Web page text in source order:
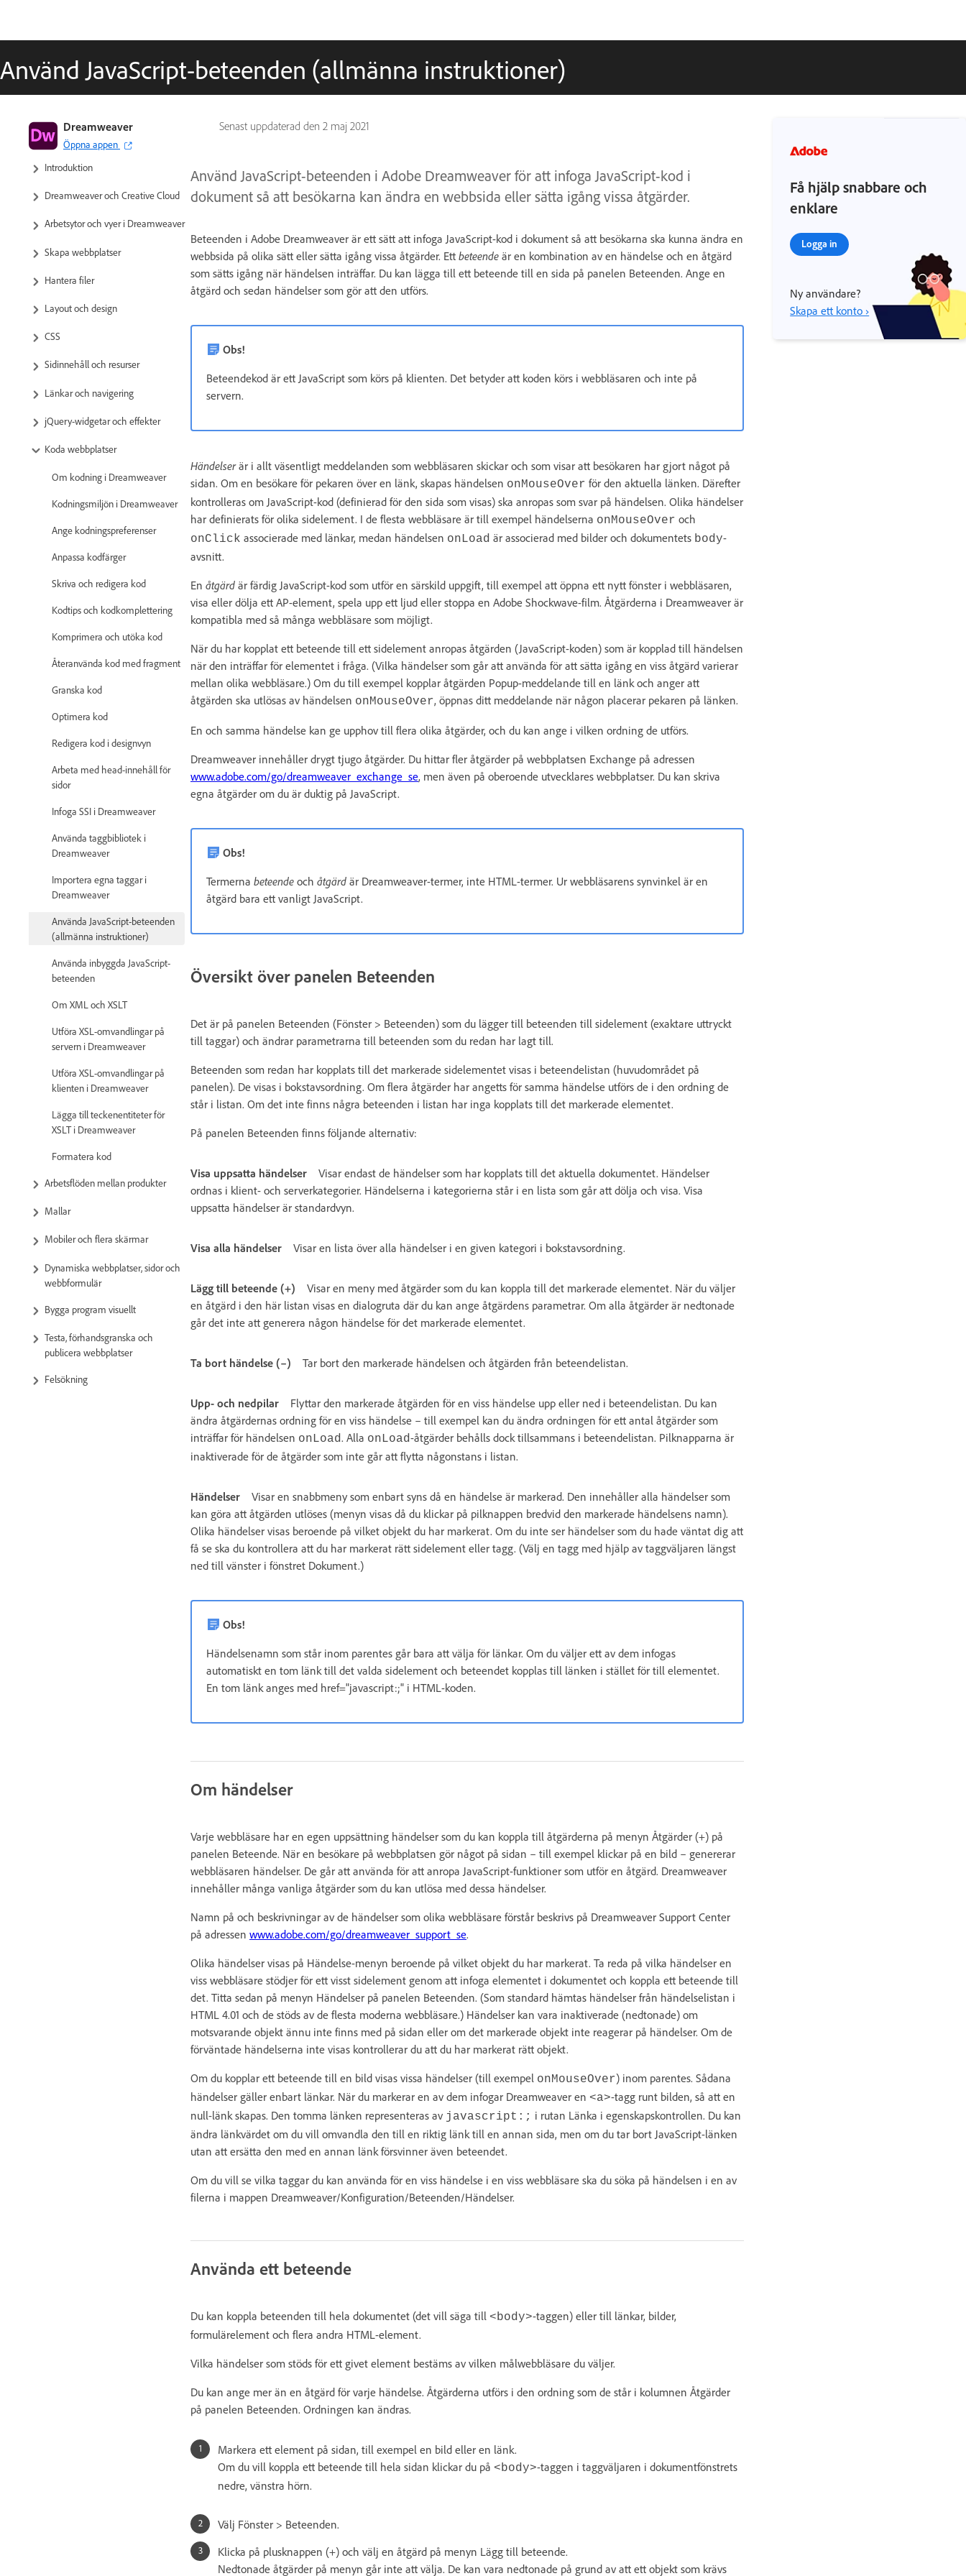
Använd JavaScript-beteenden (allmänna instruktioner)
Senast uppdaterad den 2 maj 2021
Dreamweaver
Öppna appen
Användarhandbok för
Dreamweaver
Introduktion
Dreamweaver och Creative Cloud
Arbetsytor och vyer i Dreamweaver
Skapa webbplatser
Hantera filer
Layout och design
CSS
Sidinnehåll och resurser
Länkar och navigering
jQuery-widgetar och effekter
Koda webbplatser
Om kodning i Dreamweaver
Kodningsmiljön i Dreamweaver
Ange kodningspreferenser
Anpassa kodfärger
Skriva och redigera kod
Kodtips och kodkomplettering
Komprimera och utöka kod
Återanvända kod med fragment
Granska kod
Optimera kod
Redigera kod i designvyn
Arbeta med head-innehåll för
sidor
Infoga SSI i Dreamweaver
Använda taggbibliotek i
Dreamweaver
Importera egna taggar i
Dreamweaver
Använda JavaScript-beteenden
(allmänna instruktioner)
Använda inbyggda JavaScript-
beteenden
Om XML och XSLT
Utföra XSL-omvandlingar på
servern i Dreamweaver
Utföra XSL-omvandlingar på
klienten i Dreamweaver
Lägga till teckenentiteter för
XSLT i Dreamweaver
Formatera kod
Arbetsflöden mellan produkter
Mallar
Mobiler och flera skärmar
Dynamiska webbplatser, sidor och
webbformulär
Bygga program visuellt
Testa, förhandsgranska och
publicera webbplatser
Felsökning
Använd JavaScript-beteenden i Adobe Dreamweaver för att infoga JavaScript-kod i
dokument så att besökarna kan ändra en webbsida eller sätta igång vissa åtgärder.
Beteenden i Adobe Dreamweaver är ett sätt att infoga JavaScript-kod i dokument så att besökarna ska kunna ändra en
webbsida på olika sätt eller sätta igång vissa åtgärder. Ett beteende är en kombination av en händelse och en åtgärd
som sätts igång när händelsen inträffar. Du kan lägga till ett beteende till en sida på panelen Beteenden. Ange en
åtgärd och sedan händelser som gör att den utförs.
Obs!
Beteendekod är ett JavaScript som körs på klienten. Det betyder att koden körs i webbläsaren och inte på
servern.
Händelserär i allt väsentligt meddelanden som webbläsaren skickar och som visar att besökaren har gjort något på
sidan. Om en besökare för pekaren över en länk, skapas händelsen onMouseOver för den aktuella länken. Därefter
kontrolleras om JavaScript-kod (definierad för den sida som visas) ska anropas som svar på händelsen. Olika händelser
har definierats för olika sidelement. I de flesta webbläsare är till exempel händelserna onMouseOver och
onClick associerade med länkar, medan händelsen onLoad är associerad med bilder och dokumentets body-
avsnitt.
En åtgärd är färdig JavaScript-kod som utför en särskild uppgift, till exempel att öppna ett nytt fönster i webbläsaren,
visa eller dölja ett AP-element, spela upp ett ljud eller stoppa en Adobe Shockwave-film. Åtgärderna i Dreamweaver är
kompatibla med så många webbläsare som möjligt.
När du har kopplat ett beteende till ett sidelement anropas åtgärden (JavaScript-koden) som är kopplad till händelsen
när den inträffar för elementet i fråga. (Vilka händelser som går att använda för att sätta igång en viss åtgärd varierar
mellan olika webbläsare.) Om du till exempel kopplar åtgärden Popup-meddelande till en länk och anger att
åtgärden ska utlösas av händelsen onMouseOver, öppnas ditt meddelande när någon placerar pekaren på länken.
En och samma händelse kan ge upphov till flera olika åtgärder, och du kan ange i vilken ordning de utförs.
Dreamweaver innehåller drygt tjugo åtgärder. Du hittar fler åtgärder på webbplatsen Exchange på adressen
www.adobe.com/go/dreamweaver_exchange_se, men även på oberoende utvecklares webbplatser. Du kan skriva
egna åtgärder om du är duktig på JavaScript.
Obs!
Termerna beteende och åtgärd är Dreamweaver-termer, inte HTML-termer. Ur webbläsarens synvinkel är en
åtgärd bara ett vanligt JavaScript.
Översikt över panelen Beteenden
Det är på panelen Beteenden (Fönster > Beteenden) som du lägger till beteenden till sidelement (exaktare uttryckt
till taggar) och ändrar parametrarna till beteenden som du redan har lagt till.
Beteenden som redan har kopplats till det markerade sidelementet visas i beteendelistan (huvudområdet på
panelen). De visas i bokstavsordning. Om flera åtgärder har angetts för samma händelse utförs de i den ordning de
står i listan. Om det inte finns några beteenden i listan har inga kopplats till det markerade elementet.
På panelen Beteenden finns följande alternativ:
Visa uppsatta händelser
Visar endast de händelser som har kopplats till det aktuella dokumentet. Händelser
ordnas i klient- och serverkategorier. Händelserna i kategorierna står i en lista som går att dölja och visa. Visa
uppsatta händelser är standardvyn.
Visa alla händelser Visar en lista över alla händelser i en given kategori i bokstavsordning.
Lägg till beteende (+)
Visar en meny med åtgärder som du kan koppla till det markerade elementet. När du väljer
en åtgärd i den här listan visas en dialogruta där du kan ange åtgärdens parametrar. Om alla åtgärder är nedtonade
går det inte att generera någon händelse för det markerade elementet.
Ta bort händelse (–) Tar bort den markerade händelsen och åtgärden från beteendelistan.
Upp- och nedpilar
Flyttar den markerade åtgärden för en viss händelse upp eller ned i beteendelistan. Du kan
ändra åtgärdernas ordning för en viss händelse – till exempel kan du ändra ordningen för ett antal åtgärder som
inträffar för händelsen onLoad. Alla onLoad-åtgärder behålls dock tillsammans i beteendelistan. Pilknapparna är
inaktiverade för de åtgärder som inte går att flytta någonstans i listan.
Händelser
Visar en snabbmeny som enbart syns då en händelse är markerad. Den innehåller alla händelser som
kan göra att åtgärden utlöses (menyn visas då du klickar på pilknappen bredvid den markerade händelsens namn).
Olika händelser visas beroende på vilket objekt du har markerat. Om du inte ser händelser som du hade väntat dig att
få se ska du kontrollera att du har markerat rätt sidelement eller tagg. (Välj en tagg med hjälp av taggväljaren längst
ned till vänster i fönstret Dokument.)
Obs!
Händelsenamn som står inom parentes går bara att välja för länkar. Om du väljer ett av dem infogas
automatiskt en tom länk till det valda sidelement och beteendet kopplas till länken i stället för till elementet.
En tom länk anges med href="javascript:;" i HTML-koden.
Om händelser
Varje webbläsare har en egen uppsättning händelser som du kan koppla till åtgärderna på menyn Åtgärder (+) på
panelen Beteende. När en besökare på webbplatsen gör något på sidan – till exempel klickar på en bild – genererar
webbläsaren händelser. De går att använda för att anropa JavaScript-funktioner som utför en åtgärd. Dreamweaver
innehåller många vanliga åtgärder som du kan utlösa med dessa händelser.
Namn på och beskrivningar av de händelser som olika webbläsare förstår beskrivs på Dreamweaver Support Center
på adressen www.adobe.com/go/dreamweaver_support_se.
Olika händelser visas på Händelse-menyn beroende på vilket objekt du har markerat. Ta reda på vilka händelser en
viss webbläsare stödjer för ett visst sidelement genom att infoga elementet i dokumentet och koppla ett beteende till
det. Titta sedan på menyn Händelser på panelen Beteenden. (Som standard hämtas händelser från händelselistan i
HTML 4.01 och de stöds av de flesta moderna webbläsare.) Händelser kan vara inaktiverade (nedtonade) om
motsvarande objekt ännu inte finns med på sidan eller om det markerade objekt inte reagerar på händelser. Om de
förväntade händelserna inte visas kontrollerar du att du har markerat rätt objekt.
Om du kopplar ett beteende till en bild visas vissa händelser (till exempel onMouseOver) inom parentes. Sådana
händelser gäller enbart länkar. När du markerar en av dem infogar Dreamweaver en <a>-tagg runt bilden, så att en
null-länk skapas. Den tomma länken representeras av javascript:; i rutan Länka i egenskapskontrollen. Du kan
ändra länkvärdet om du vill omvandla den till en riktig länk till en annan sida, men om du tar bort JavaScript-länken
utan att ersätta den med en annan länk försvinner även beteendet.
Om du vill se vilka taggar du kan använda för en viss händelse i en viss webbläsare ska du söka på händelsen i en av
filerna i mappen Dreamweaver/Konfiguration/Beteenden/Händelser.
Använda ett beteende
Du kan koppla beteenden till hela dokumentet (det vill säga till <body>-taggen) eller till länkar, bilder,
formulärelement och flera andra HTML-element.
Vilka händelser som stöds för ett givet element bestäms av vilken målwebbläsare du väljer.
Du kan ange mer än en åtgärd för varje händelse. Åtgärderna utförs i den ordning som de står i kolumnen Åtgärder
på panelen Beteenden. Ordningen kan ändras.
Markera ett element på sidan, till exempel en bild eller en länk.
Om du vill koppla ett beteende till hela sidan klickar du på <body>-taggen i taggväljaren i dokumentfönstrets
nedre, vänstra hörn.
Välj Fönster > Beteenden.
Klicka på plusknappen (+) och välj en åtgärd på menyn Lägg till beteende.
Nedtonade åtgärder på menyn går inte att välja. De kan vara nedtonade på grund av att ett objekt som krävs
Få hjälp snabbare och
enklare
Logga in
Ny användare?
Skapa ett konto ›